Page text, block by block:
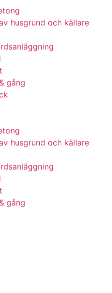
husgrund och källare
gång
husgrund och källare
gång